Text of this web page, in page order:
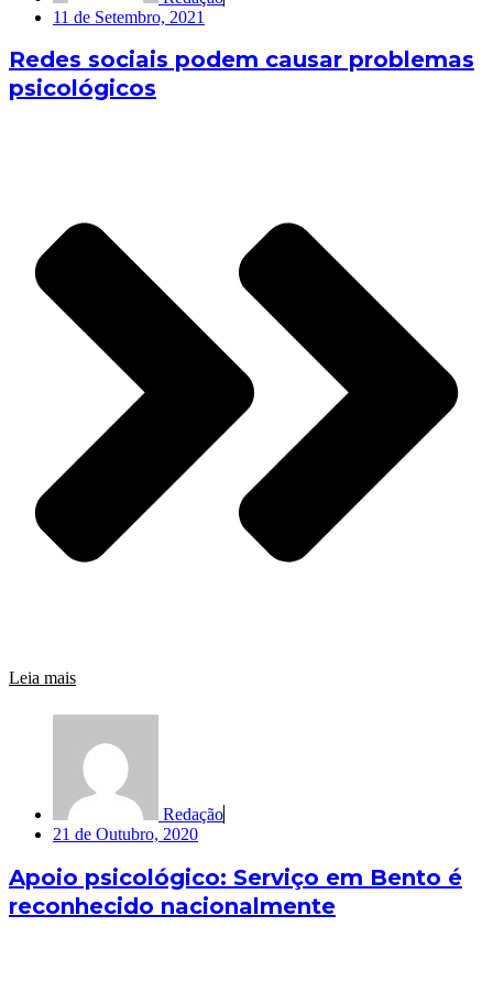
11 de Setembro, 2021
Redes sociais podem causar problemas
psicológicos
Leia mais
Redação
21 de Outubro, 2020
Apoio psicológico: Serviço em Bento é
reconhecido nacionalmente